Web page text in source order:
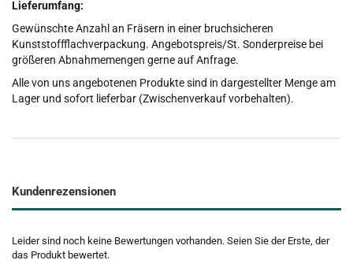
Lieferumfang:
Gewünschte Anzahl an Fräsern in einer bruchsicheren
Kunststoffflachverpackung. Angebotspreis/St. Sonderpreise bei
größeren Abnahmemengen gerne auf Anfrage.
Alle von uns angebotenen Produkte sind in dargestellter Menge am
Lager und sofort lieferbar (Zwischenverkauf vorbehalten).
Kundenrezensionen
Leider sind noch keine Bewertungen vorhanden. Seien Sie der Erste, der
das Produkt bewertet.